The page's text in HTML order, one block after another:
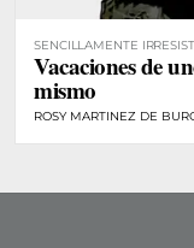
SENCILLAMENTE
Vacaciones de
mismo
ROSY MARTINEZ DE